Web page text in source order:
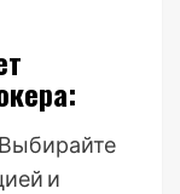
Выбирайте
и